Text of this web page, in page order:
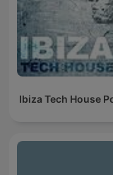
Ibiza Tech House